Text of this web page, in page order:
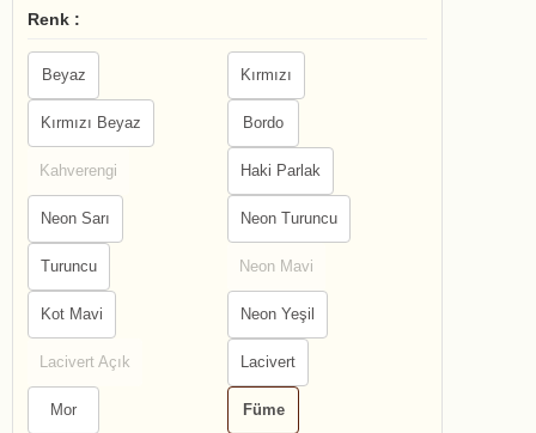
Renk :
Beyaz Kırmızı
Kırmızı Beyaz Bordo
Kahverengi Haki Parlak
Neon Sarı Neon Turuncu
Turuncu Neon Mavi
Kot Mavi Neon Yeşil
Lacivert Açık Lacivert
Mor Füme